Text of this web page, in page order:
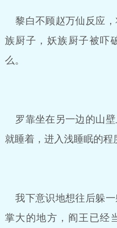
黎白不顾赵万仙反应，
族厨子，妖族厨子被吓
么。
罗靠坐在另一边的山壁
就睡着，进入浅睡眠的程
我下意识地想往后躲一
掌大的地方，阎王已经